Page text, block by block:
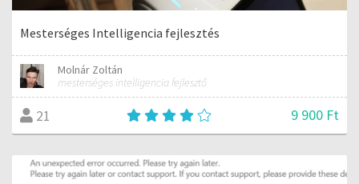
Mesterséges Intelligencia fejlesztés
Molnár Zoltán
mesterséges intelligencia fejlesztő
21 9 900 Ft